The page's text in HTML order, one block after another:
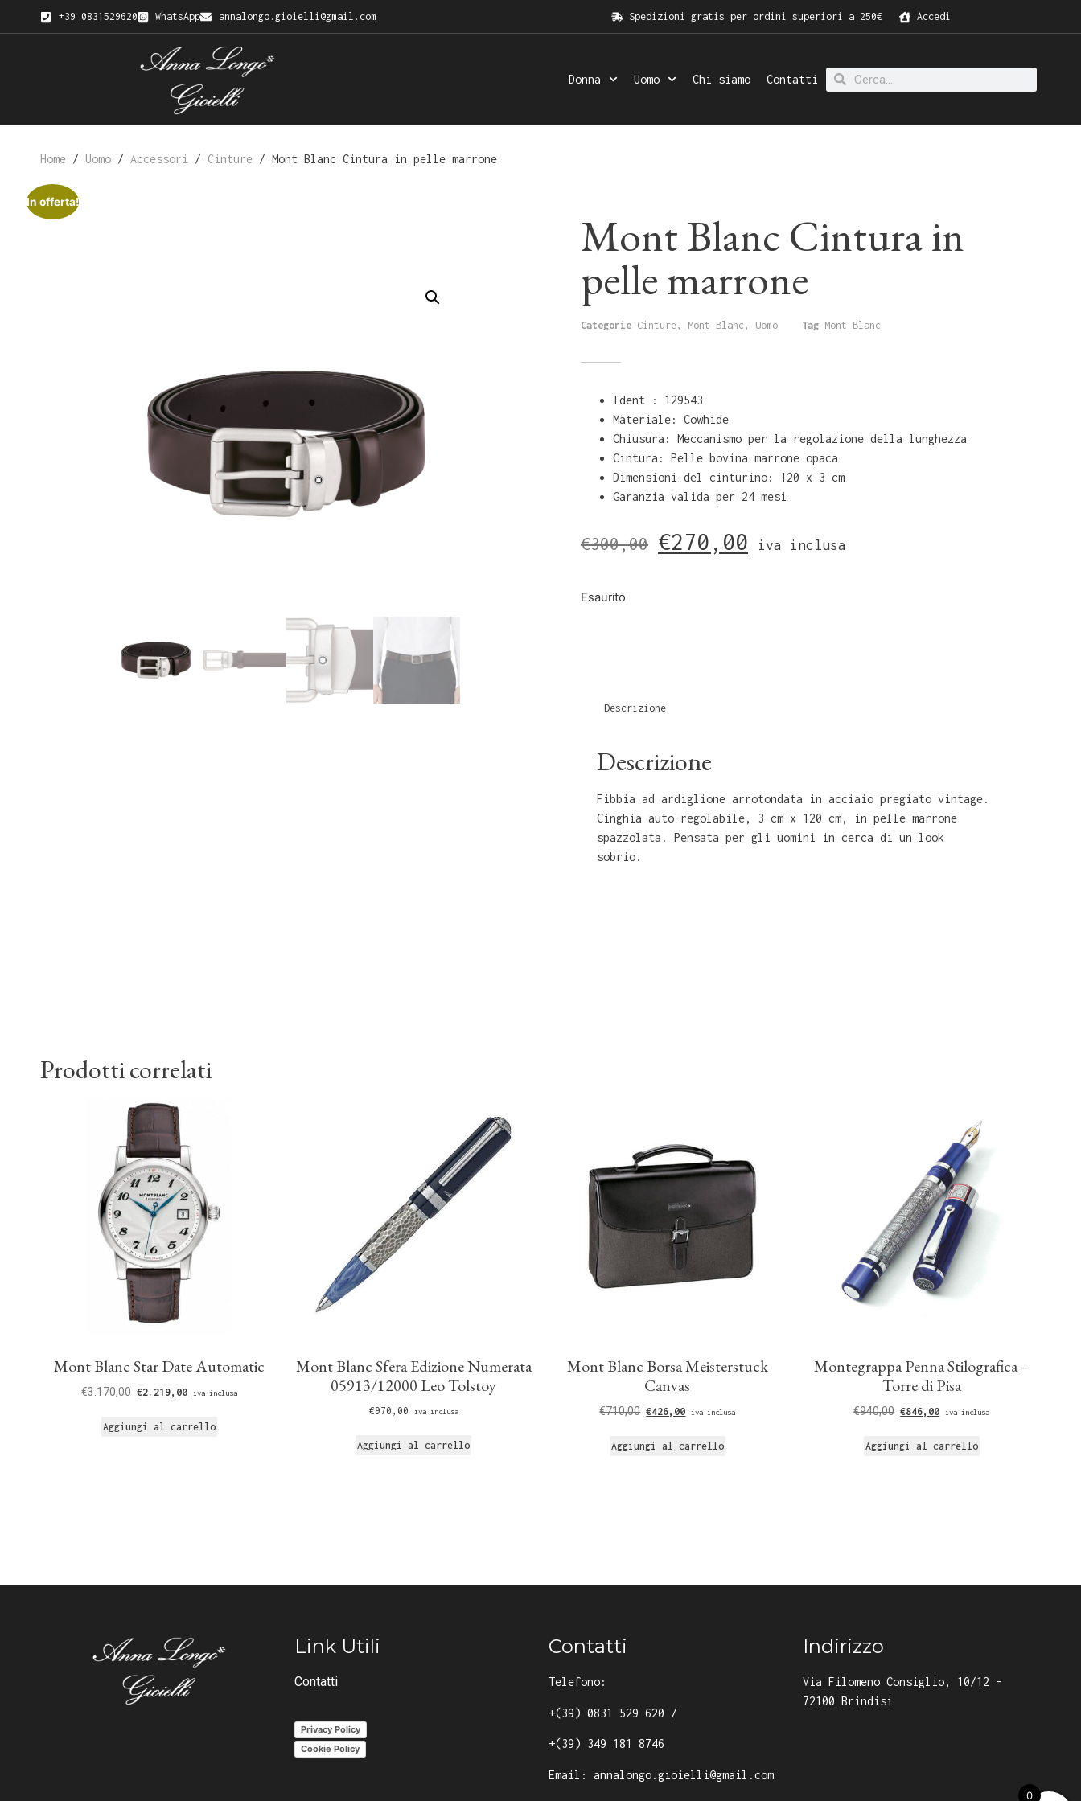
+39 0831529620 WhatsApp annalongo.gioielli@gmail.com Spedizioni gratis per ordini superiori a 250€ Accedi
Donna Uomo Chi siamo Contatti
Home / Uomo /Accessori / Cinture / Mont Blanc Cintura in pelle marrone
In offerta!
Mont Blanc Cintura in
pelle marrone
Categorie Cinture, Mont Blanc, Uomo Tag Mont Blanc
Ident : 129543
Materiale: Cowhide
Chiusura: Meccanismo per la regolazione della lunghezza
Cintura: Pelle bovina marrone opaca
Dimensioni del cinturino: 120 x 3 cm
Garanzia valida per 24 mesi
€300,00 €270,00 iva inclusa
Esaurito
Descrizione
Descrizione
Fibbia ad ardiglione arrotondata in acciaio pregiato vintage.
Cinghia auto-regolabile, 3 cm x 120 cm, in pelle marrone
spazzolata. Pensata per gli uomini in cerca di un look
sobrio.
Prodotti correlati
Mont Blanc Star Date Automatic
€3.170,00 €2.219,00 iva inclusa
Aggiungi al carrello
Mont Blanc Sfera Edizione Numerata
05913/12000 Leo Tolstoy
€970,00 iva inclusa
Aggiungi al carrello
Mont Blanc Borsa Meisterstuck
Canvas
€710,00 €426,00 iva inclusa
Aggiungi al carrello
Montegrappa Penna Stilografica –
Torre di Pisa
€940,00 €846,00 iva inclusa
Aggiungi al carrello
Link Utili
Contatti
Privacy Policy
Cookie Policy
Contatti
Telefono:
+(39) 0831 529 620 /
+(39) 349 181 8746
Email: annalongo.gioielli@gmail.com
Indirizzo
Via Filomeno Consiglio, 10/12 –
72100 Brindisi
0